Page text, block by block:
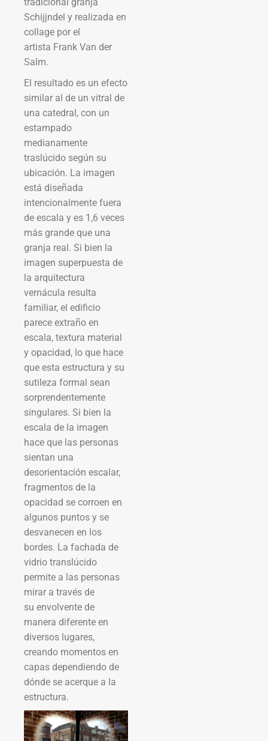
Schijjndel y realizada en
collage por el
artista Frank Van der
Salm.
El resultado es un efecto
similar al de un vitral de
una catedral, con un
estampado
medianamente
traslúcido según su
ubicación. La imagen
está diseñada
intencionalmente fuera
de escala y es 1,6 veces
más grande que una
granja real. Si bien la
imagen superpuesta de
la arquitectura
vernácula resulta
familiar, el edificio
parece extraño en
escala, textura material
y opacidad, lo que hace
que esta estructura y su
sutileza formal sean
sorprendentemente
singulares. Si bien la
escala de la imagen
hace que las personas
sientan una
desorientación escalar,
fragmentos de la
opacidad se corroen en
algunos puntos y se
desvanecen en los
bordes. La fachada de
vidrio translúcido
permite a las personas
mirar a través de
su envolvente de
manera diferente en
diversos lugares,
creando momentos en
capas dependiendo de
dónde se acerque a la
estructura.